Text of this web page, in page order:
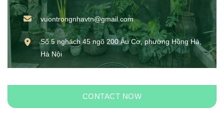
vuontrongnhavtn@gmail.com
Số 5 nghách 45 ngõ 200 Âu Cơ, phường Hồng Hà,
Hà Nội
CONTACT NOW